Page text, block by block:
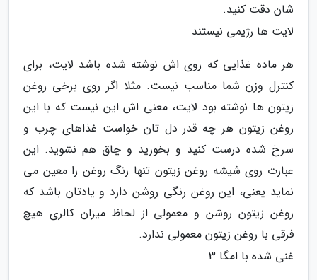
شان دقت کنید.
لایت ها رژیمی نیستند
هر ماده غذایی که روی اش نوشته شده باشد لایت، برای
کنترل وزن شما مناسب نیست. مثلا اگر روی برخی روغن
زیتون ها نوشته بود لایت، معنی اش این نیست که با این
روغن زیتون هر چه قدر دل تان خواست غذاهای چرب و
سرخ شده درست کنید و بخورید و چاق هم نشوید. این
عبارت روی شیشه روغن زیتون تنها رنگ روغن را معین می
نماید یعنی، این روغن رنگی روشن دارد و یادتان باشد که
روغن زیتون روشن و معمولی از لحاظ میزان کالری هیچ
فرقی با روغن زیتون معمولی ندارد.
غنی شده با امگا 3